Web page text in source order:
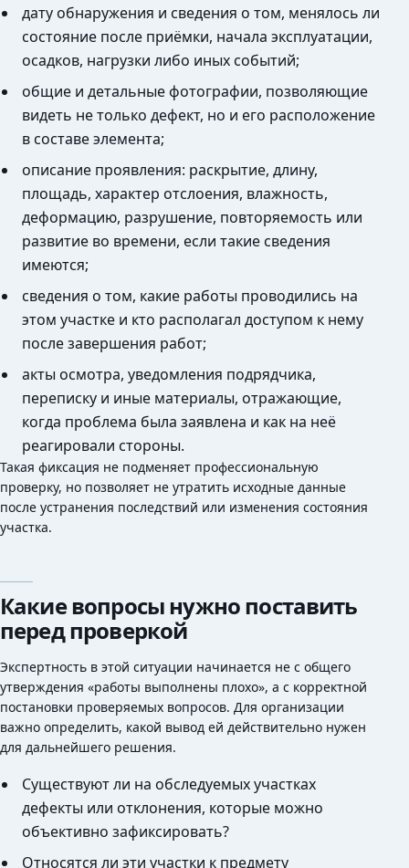
дату обнаружения и сведения о том, менялось ли
состояние после приёмки, начала эксплуатации,
осадков, нагрузки либо иных событий;
общие и детальные фотографии, позволяющие
видеть не только дефект, но и его расположение
в составе элемента;
описание проявления: раскрытие, длину,
площадь, характер отслоения, влажность,
деформацию, разрушение, повторяемость или
развитие во времени, если такие сведения
имеются;
сведения о том, какие работы проводились на
этом участке и кто располагал доступом к нему
после завершения работ;
акты осмотра, уведомления подрядчика,
переписку и иные материалы, отражающие,
когда проблема была заявлена и как на неё
реагировали стороны.
Такая фиксация не подменяет профессиональную
проверку, но позволяет не утратить исходные данные
после устранения последствий или изменения состояния
участка.
Какие вопросы нужно поставить
перед проверкой
Экспертность в этой ситуации начинается не с общего
утверждения «работы выполнены плохо», а с корректной
постановки проверяемых вопросов. Для организации
важно определить, какой вывод ей действительно нужен
для дальнейшего решения.
Существуют ли на обследуемых участках
дефекты или отклонения, которые можно
объективно зафиксировать?
Относятся ли эти участки к предмету